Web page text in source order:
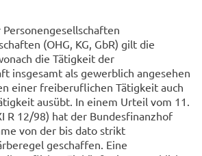
(OHG, KG, GbR) gilt die
die Tätigkeit der
insgesamt als gewerblich angesehen
einer freiberuflichen Tätigkeit auch
ausübt. In einem Urteil vom 11.
R 12/98) hat der Bundesfinanzhof
von der bis dato strikt
geschaffen. Eine